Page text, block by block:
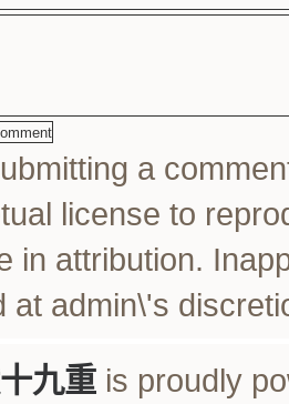
a
license to
in attribution.
at admin\'s
九重is proudly